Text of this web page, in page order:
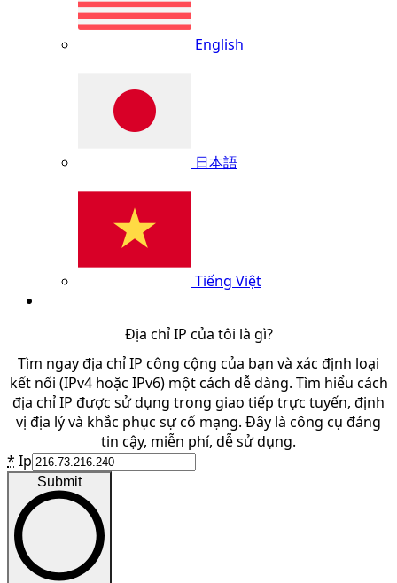
English
日本語
Tiếng Việt
Địa chỉ IP của tôi là gì?
Tìm ngay địa chỉ IP công cộng của bạn và xác định loại
kết nối (IPv4 hoặc IPv6) một cách dễ dàng. Tìm hiểu cách
địa chỉ IP được sử dụng trong giao tiếp trực tuyến, định
vị địa lý và khắc phục sự cố mạng. Đây là công cụ đáng
tin cậy, miễn phí, dễ sử dụng.
* Ip
Submit